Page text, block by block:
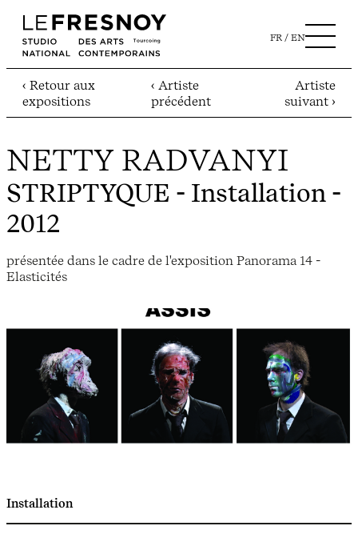
FR EN
‹ Retour aux
expositions
‹ Artiste
précédent
Artiste
suivant ›
NETTY RADVANYI
STRIPTYQUE - Installation -
2012
présentée dans le cadre de l'exposition Panorama 14 -
Elasticités
Installation